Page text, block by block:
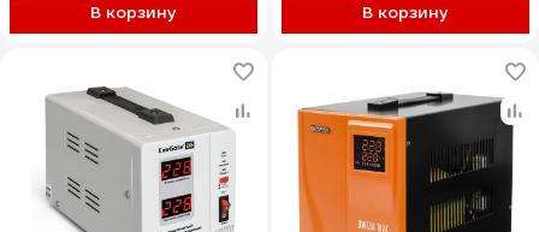
В корзину В корзину